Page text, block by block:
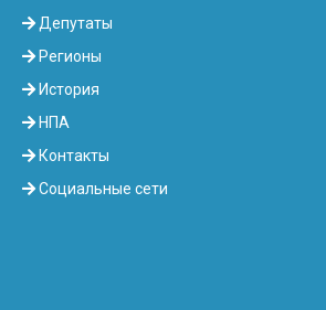
Депутаты
Регионы
История
НПА
Контакты
Социальные сети